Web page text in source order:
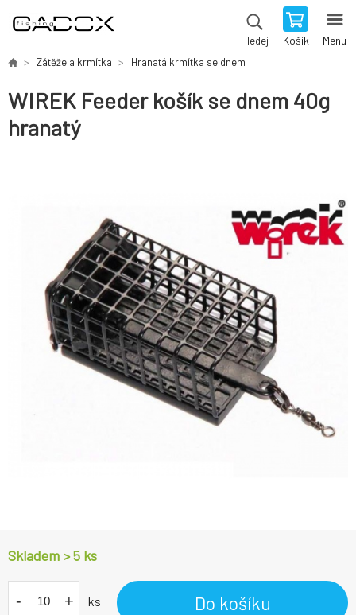
Hledej Košík Menu
Zátěže a krmítka Hranatá krmítka se dnem
WIREK Feeder košík se dnem 40g
hranatý
Skladem > 5 ks
- + ks Do košíku